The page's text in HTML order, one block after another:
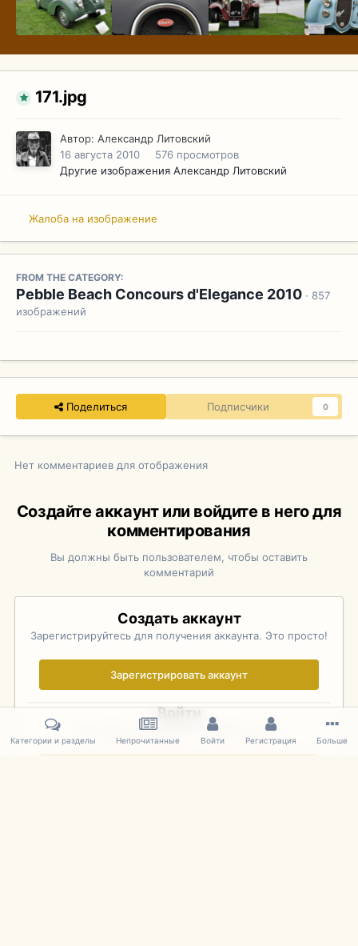
171.jpg
Автор: Александр Литовский
16 августа 2010
576 просмотров
Другие изображения Александр Литовский
Жалоба на изображение
FROM THE CATEGORY:
Pebble Beach Concours d'Elegance 2010 · 857
изображений
Поделиться Подписчики 0
Нет комментариев для отображения
Создайте аккаунт или войдите в него для
комментирования
Вы должны быть пользователем, чтобы оставить
комментарий
Создать аккаунт
Зарегистрируйтесь для получения аккаунта. Это просто!
Зарегистрировать аккаунт
Войти
Уже зарегистрированы? Войдите здесь.
Категории и разделы Непрочитанные Войти Регистрация Больше